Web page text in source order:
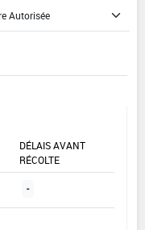
DÉLAIS AVANT
RÉCOLTE
-